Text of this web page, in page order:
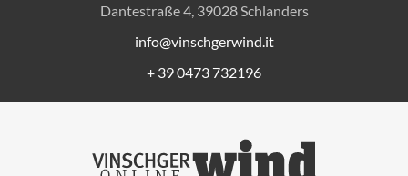
Dantestraße 4, 39028 Schlanders
info@vinschgerwind.it
+ 39 0473 732196